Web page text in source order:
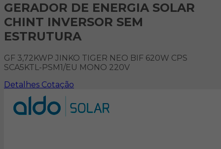
GERADOR DE ENERGIA SOLAR
CHINT INVERSOR SEM
ESTRUTURA
GF 3,72KWP JINKO TIGER NEO BIF 620W CPS
SCA5KTL-PSM1/EU MONO 220V
Detalhes Cotação